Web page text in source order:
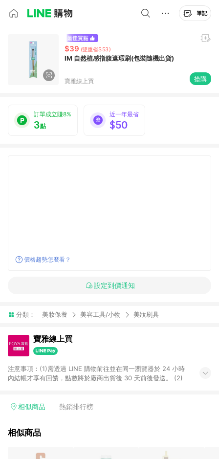
筆記
$39 (雙重省$53)
IM 自然植感指腹遮瑕刷(包裝隨機出貨)
寶雅線上買 搶購
訂單成立賺8%
3點
近一年最省
$50
價格趨勢怎麼看？
設定到價通知
分類： 美妝保養 美容工具/小物 美妝刷具
寶雅線上買
注意事項：(1)需透過 LINE 購物前往並在同一瀏覽器於 24 小時
內結帳才享有回饋，點數將於廠商出貨後 30 天前後發送。 (2)
相似商品 熱銷排行榜
相似商品